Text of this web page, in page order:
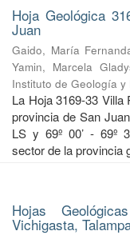
Hoja Geológica
Juan
Gaido, María
Yamin, Marcela
Instituto de Geología
La Hoja 3169-33
provincia de San
LS y 69º 00’ - 69º
sector de la provincia
Hojas
Vichigasta,